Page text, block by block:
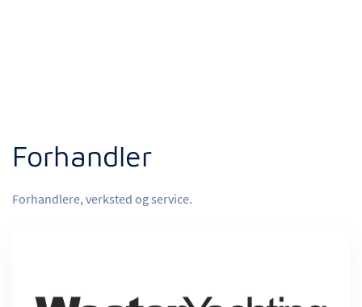
Forhandler
Forhandlere, verksted og service.